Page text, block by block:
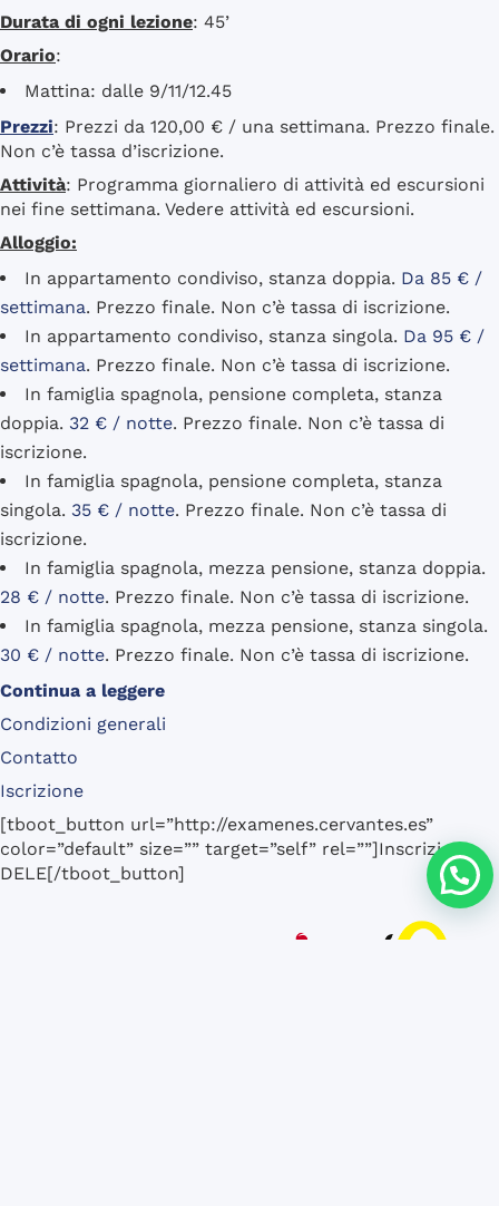
Durata di ogni lezione: 45’
Orario:
Mattina: dalle 9/11/12.45
Prezzi: Prezzi da 120,00 € / una settimana. Prezzo finale.
Non c’è tassa d’iscrizione.
Attività: Programma giornaliero di attività ed escursioni
nei fine settimana. Vedere attività ed escursioni.
Alloggio:
In appartamento condiviso, stanza doppia. Da 85 € /
settimana. Prezzo finale. Non c’è tassa di iscrizione.
In appartamento condiviso, stanza singola. Da 95 € /
settimana. Prezzo finale. Non c’è tassa di iscrizione.
In famiglia spagnola, pensione completa, stanza
doppia. 32 € / notte. Prezzo finale. Non c’è tassa di
iscrizione.
In famiglia spagnola, pensione completa, stanza
singola. 35 € / notte. Prezzo finale. Non c’è tassa di
iscrizione.
In famiglia spagnola, mezza pensione, stanza doppia.
28 € / notte. Prezzo finale. Non c’è tassa di iscrizione.
In famiglia spagnola, mezza pensione, stanza singola.
30 € / notte. Prezzo finale. Non c’è tassa di iscrizione.
Continua a leggere
Condizioni generali
Contatto
Iscrizione
[tboot_button url=”http://examenes.cervantes.es”
color=”default” size=”” target=”self” rel=””]Inscrizione
DELE[/tboot_button]